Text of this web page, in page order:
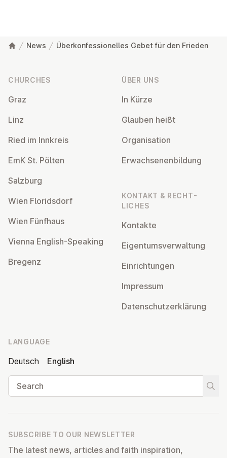
News Überkonfessionelles Gebet für den Frieden
CHURCHES
Graz
Linz
Ried im Innkreis
EmK St. Pölten
Salzburg
Wien Flor­idsdorf
Wien Fünfhaus
Vienna English-Speaking
Bregenz
ÜBER UNS
In Kürze
Glauben heißt
Or­gan­isa­tion
Er­wach­sen­en­bildung
KONTAKT & RECHT­
LICHES
Kontakte
Ei­gentums­ver­wal­tung
Ein­rich­tun­gen
Impressum
Datens­chutzerklärung
LANGUAGE
Deutsch
English
Search
SUBSCRIBE TO OUR NEWSLETTER
The latest news, articles and faith inspiration,